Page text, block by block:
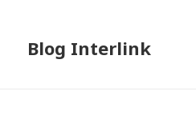
Blog Interlink